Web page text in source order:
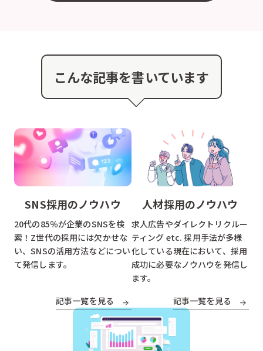
こんな記事を書いています
SNS採用のノウハウ
20代の85％が企業のSNSを検
索！Z世代の採用には欠かせな
い、SNSの活用方法などについ
て発信します。
記事一覧を見る
人材採用のノウハウ
求人広告やダイレクトリクルー
ティング etc. 採用手法が多様
化している現在において、採用
成功に必要なノウハウを発信し
ます。
記事一覧を見る